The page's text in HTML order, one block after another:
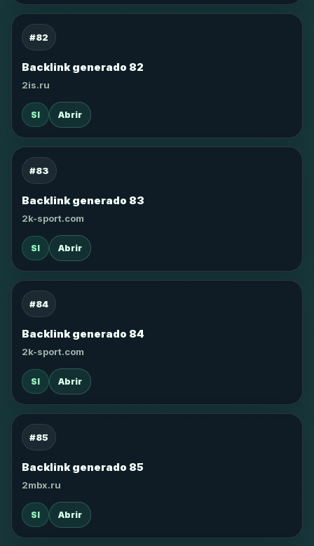
#82
Backlink generado 82
2is.ru
SI Abrir
#83
Backlink generado 83
2k-sport.com
SI Abrir
#84
Backlink generado 84
2k-sport.com
SI Abrir
#85
Backlink generado 85
2mbx.ru
SI Abrir